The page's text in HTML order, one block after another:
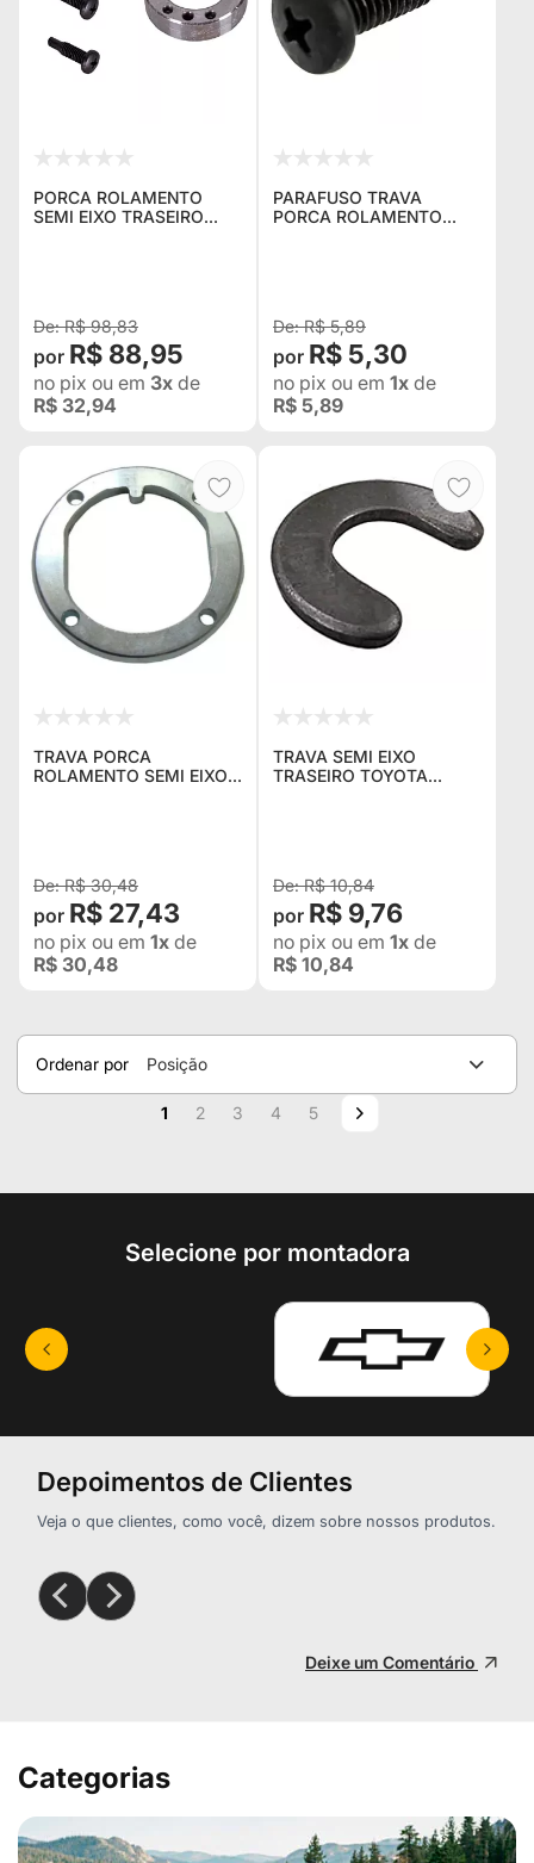
PORCA ROLAMENTO
SEMI EIXO TRASEIRO
R$ 98,83
R$ 88,95
no pix ou em 3x de
R$ 32,94
PARAFUSO TRAVA
PORCA ROLAMENTO
R$ 5,89
R$ 5,30
no pix ou em 1x de
R$ 5,89
TRAVA PORCA
ROLAMENTO SEMI EIXO
R$ 30,48
R$ 27,43
no pix ou em 1x de
R$ 30,48
TRAVA SEMI EIXO
TRASEIRO TOYOTA
R$ 10,84
R$ 9,76
no pix ou em 1x de
R$ 10,84
Ordenar por
Posição
Página
Você esta lendo a pagina
1 Página
2 Página
3 Página
4 Página
5 Página
Próximo
Selecione por montadora
Depoimentos de Clientes
Veja o que clientes, como você, dizem sobre nossos produtos.
Deixe um Comentário
Categorias